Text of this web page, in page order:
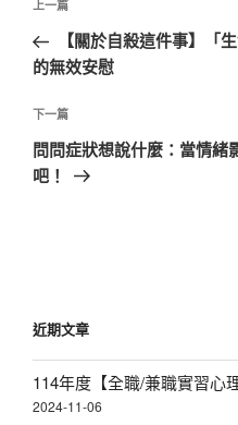
導
覽
上
一
篇
章
上一篇
【關於自殺這件事】「
的無效安慰
下
一
篇
下一篇
問問症狀想說什麼：當情緒
吧！
近期文章
114年度【全職/兼職實習心
2024-11-06